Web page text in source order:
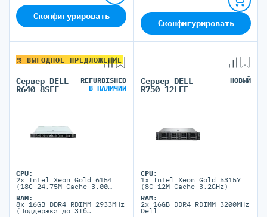
Сконфигурировать
Сконфигурировать
% ВЫГОДНОЕ ПРЕДЛОЖЕНИЕ
Сервер DELL
R640 8SFF
REFURBISHED
В НАЛИЧИИ
CPU:
2x Intel Xeon Gold 6154
(18C 24.75M Cache 3.00
RAM:
8x 16GB DDR4 RDIMM 2933MHz
(Поддержка до 3Тб
Сервер DELL
R750 12LFF
НОВЫЙ
CPU:
1x Intel Xeon Gold 5315Y
(8C 12M Cache 3.2GHz)
RAM:
2x 16GB DDR4 RDIMM 3200MHz
Dell